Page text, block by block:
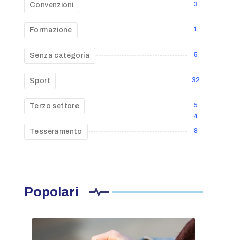
Convenzioni 3
Formazione 1
Senza categoria 5
Sport 32
Terzo settore
5
4
Tesseramento 8
Popolari